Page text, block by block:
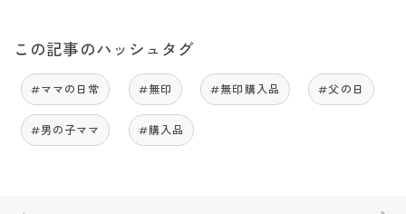
この記事のハッシュタグ
#ママの日常 #無印 #無印購入品 #父の日
#男の子ママ #購入品